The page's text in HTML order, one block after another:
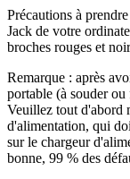
Précautions à
Jack de votre
broches rouges et
Remarque : après
portable (à souder
Veuillez tout d'abord
d'alimentation, qui
sur le chargeur
bonne, 99 % des